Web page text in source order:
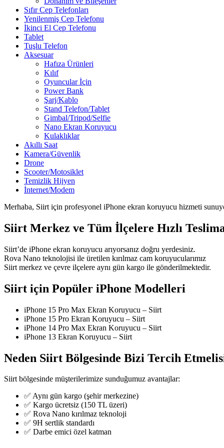
Sıfır Cep Telefonları
Yenilenmiş Cep Telefonu
İkinci El Cep Telefonu
Tablet
Tuşlu Telefon
Aksesuar
Hafıza Ürünleri
Kılıf
Oyuncular İçin
Power Bank
Şarj/Kablo
Stand Telefon/Tablet
Gimbal/Tripod/Selfie
Nano Ekran Koruyucu
Kulaklıklar
Akıllı Saat
Kamera/Güvenlik
Drone
Scooter/Motosiklet
Temizlik Hijyen
İnternet/Modem
Merhaba, Siirt için profesyonel iPhone ekran koruyucu hizmeti
Siirt Merkez ve Tüm İlçelere Hızlı
Siirt’de iPhone ekran koruyucu arıyorsanız doğru yerdesiniz.
Rova Nano teknolojisi ile üretilen kırılmaz cam koruyucularımız
Siirt merkez ve çevre ilçelere aynı gün kargo ile gönderilmektedir.
Siirt için Popüler iPhone Modelleri
iPhone 15 Pro Max Ekran Koruyucu – Siirt
iPhone 15 Pro Ekran Koruyucu – Siirt
iPhone 14 Pro Max Ekran Koruyucu – Siirt
iPhone 13 Ekran Koruyucu – Siirt
Neden Siirt Bölgesinde Bizi Tercih
Siirt bölgesinde müşterilerimize sunduğumuz avantajlar:
✅ Aynı gün kargo (şehir merkezine)
✅ Kargo ücretsiz (150 TL üzeri)
✅ Rova Nano kırılmaz teknoloji
✅ 9H sertlik standardı
✅ Darbe emici özel katman